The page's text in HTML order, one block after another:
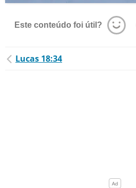
Este conteúdo foi útil?
Lucas 18:34